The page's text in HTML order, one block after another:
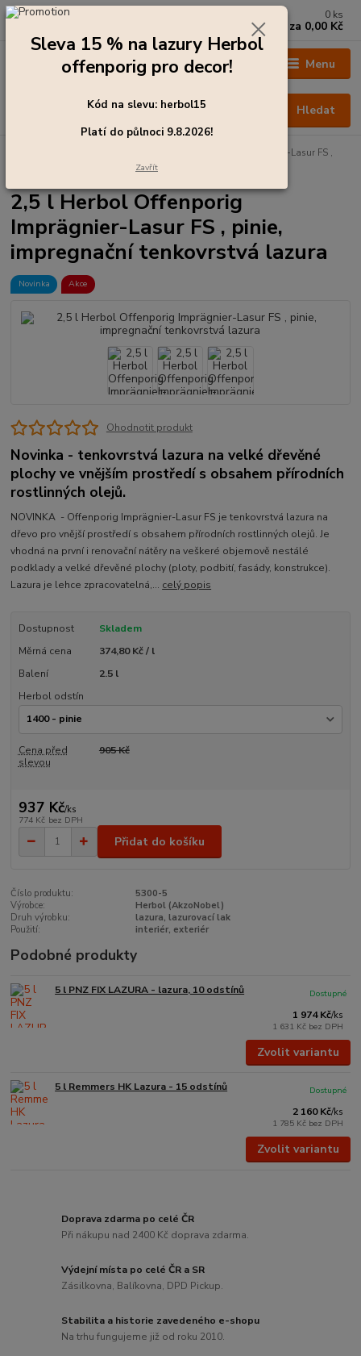
Menu
Hledat
+420 273 136 255
0 ks
za 0,00 Kč
2,5 l Herbol Offenporig Imprägnier-Lasur FS ,
pinie, impregnační tenkovrstvá lazura
2,5 l Herbol Offenporig
Imprägnier-Lasur FS , pinie,
impregnační tenkovrstvá lazura
Novinka Akce
Ohodnotit produkt
Novinka - tenkovrstvá lazura na velké dřevěné
plochy ve vnějším prostředí s obsahem přírodních
rostlinných olejů.
NOVINKA - Offenporig Imprägnier-Lasur FS je tenkovrstvá lazura na
dřevo pro vnější prostředí s obsahem přírodních rostlinných olejů. Je
vhodná na první i renovační nátěry na veškeré objemově nestálé
podklady a velké dřevěné plochy (ploty, podbití, fasády, konstrukce).
Lazura je lehce zpracovatelná,... celý popis
Dostupnost
Skladem
Měrná cena
374,80 Kč / l
Balení
2.5 l
Herbol odstín
Cena před
slevou
905 Kč
937 Kč/ks
774 Kč bez DPH
Přidat do košíku
Číslo produktu:
5300-5
Výrobce:
Herbol (AkzoNobel)
Druh výrobku:
lazura, lazurovací lak
Použití:
interiér, exteriér
Podobné produkty
5 l PNZ FIX LAZURA - lazura, 10 odstínů
1 974 Kč/ks
1 631 Kč bez DPH
Dostupné
Zvolit variantu
5 l Remmers HK Lazura - 15 odstínů
2 160 Kč/ks
1 785 Kč bez DPH
Dostupné
Zvolit variantu
Doprava zdarma po celé ČR
Při nákupu nad 2400 Kč doprava zdarma.
Výdejní místa po celé ČR a SR
Zásilkovna, Balíkovna, DPD Pickup.
Stabilita a historie zavedeného e-shopu
Na trhu fungujeme již od roku 2010.
Sleva 15 % na lazury Herbol
offenporig pro decor!
Kód na slevu: herbol15
Platí do půlnoci 9.8.2026!
Zavřít